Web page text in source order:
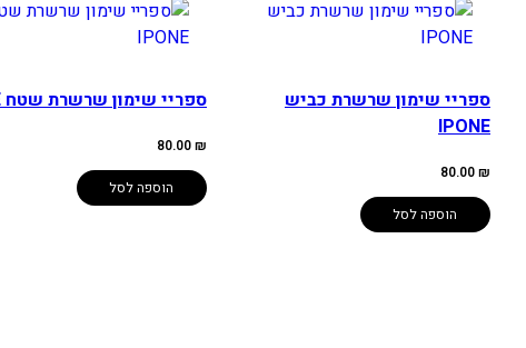
ספריי שימון שרשרת כביש
IPONE
80.00₪
הוספה לסל
ספריי שימון שרשרת שטח IPONE
80.00₪
הוספה לסל